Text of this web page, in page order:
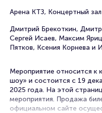
Арена КТЗ, Концертный зал
Дмитрий Брекоткин,
Сергей Исаев, Максим
Пятков, Ксения Корнева и
Мероприятие относится к
шоу» и состоится с 19
2025 года. На этой
мероприятия. Продажа
официальном сайте